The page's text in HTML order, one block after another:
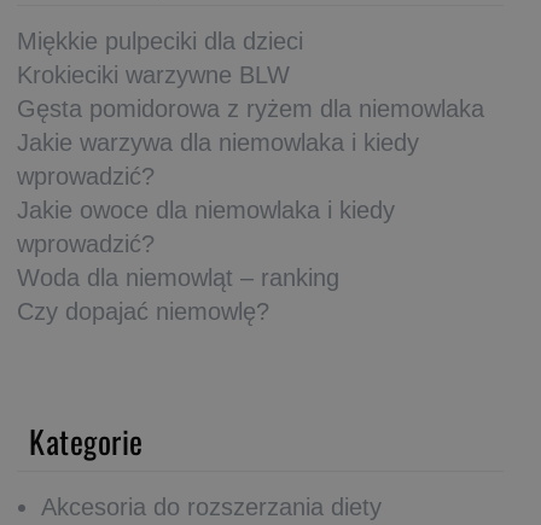
Miękkie pulpeciki dla dzieci
Krokieciki warzywne BLW
Gęsta pomidorowa z ryżem dla niemowlaka
Jakie warzywa dla niemowlaka i kiedy
wprowadzić?
Jakie owoce dla niemowlaka i kiedy
wprowadzić?
Woda dla niemowląt – ranking
Czy dopajać niemowlę?
Kategorie
Akcesoria do rozszerzania diety